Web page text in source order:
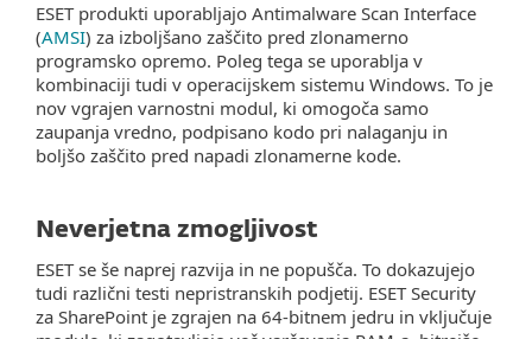
ESET produkti uporabljajo Antimalware Scan Interface
(AMSI) za izboljšano zaščito pred zlonamerno
programsko opremo. Poleg tega se uporablja v
kombinaciji tudi v operacijskem sistemu Windows. To je
nov vgrajen varnostni modul, ki omogoča samo
zaupanja vredno, podpisano kodo pri nalaganju in
boljšo zaščito pred napadi zlonamerne kode.
Neverjetna zmogljivost
ESET se še naprej razvija in ne popušča. To dokazujejo
tudi različni testi nepristranskih podjetij. ESET Security
za SharePoint je zgrajen na 64-bitnem jedru in vključuje